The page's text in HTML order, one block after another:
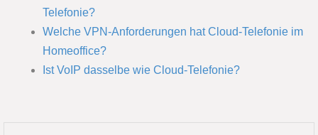
Telefonie?
Welche VPN-Anforderungen hat Cloud-Telefonie im
Homeoffice?
Ist VoIP dasselbe wie Cloud-Telefonie?